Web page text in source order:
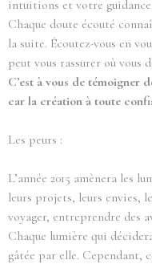
intuitions et votre
Chaque doute écouté
la suite. Écoutez-vous en
peut vous rassurer où vous
C’est à vous de témoigner
car la création à toute
Les peurs :
L’année 2015 amènera les
leurs projets, leurs envies,
voyager, entreprendre des
Chaque lumière qui
gâtée par elle. Cependant,